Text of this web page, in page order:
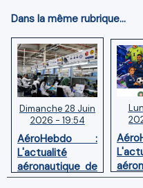
Dans la même rubrique...
Dimanche 28 Juin
2026 - 19:54
AéroHebdo :
L'actualité
aéronautique de
la semaine
de